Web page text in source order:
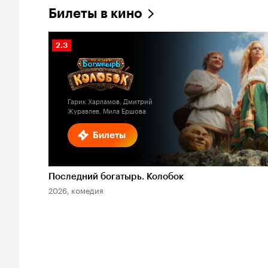
Билеты в кино
Билеты
Рейтинг
Кинопоиска
2.3
Гарик Харламов, Дмитрий
Журавлев, Мила Ершова
Последний богатырь. Колобок
2026, комедия